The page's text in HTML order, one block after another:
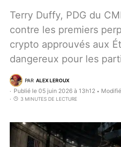
Terry Duffy, PDG du
contre les premiers
crypto approuvés aux
dangereux pour les
PAR ALEX LEROUX
Publié le 05 juin 2026 à 13h12 •
3 MINUTES DE LECTURE